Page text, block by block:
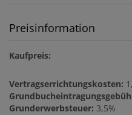
Preisinformation
Kaufpreis:
Vertragserrichtungskosten:
Grunderwerbsteuer: 3,5%